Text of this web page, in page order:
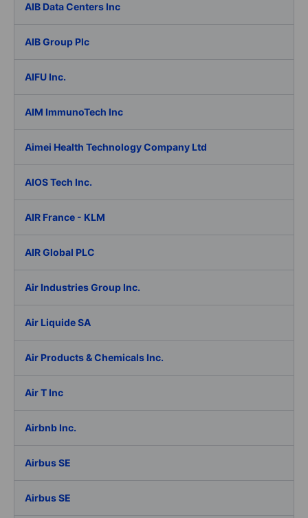
AIB Data Centers Inc
AIB Group Plc
AIFU Inc.
AIM ImmunoTech Inc
Aimei Health Technology Company Ltd
AIOS Tech Inc.
AIR France - KLM
AIR Global PLC
Air Industries Group Inc.
Air Liquide SA
Air Products & Chemicals Inc.
Air T Inc
Airbnb Inc.
Airbus SE
Airbus SE